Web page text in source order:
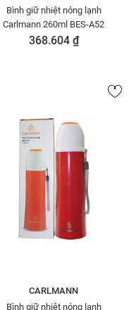
Bình giữ nhiệt nóng lạnh
Carlmann 260ml BES-A52
368.604 ₫
CARLMANN
Bình giữ nhiệt nóng lạnh